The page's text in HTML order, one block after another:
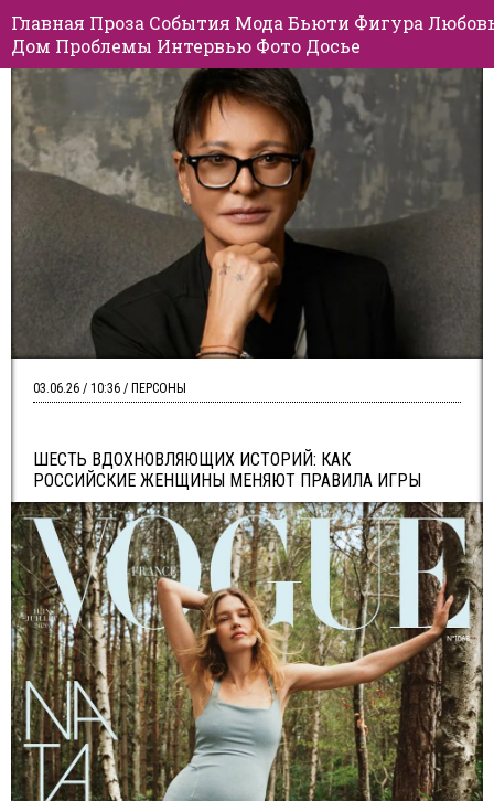
Главная Проза События Мода Бьюти Фигура
Дом Проблемы Интервью Фото Досье
ШЕСТЬ ВДОХНОВЛЯЮЩИХ ИСТОРИЙ: КАК
РОССИЙСКИЕ ЖЕНЩИНЫ МЕНЯЮТ ПРАВИЛА ИГРЫ
03.06.26 / 10:36 / ПЕРСОНЫ